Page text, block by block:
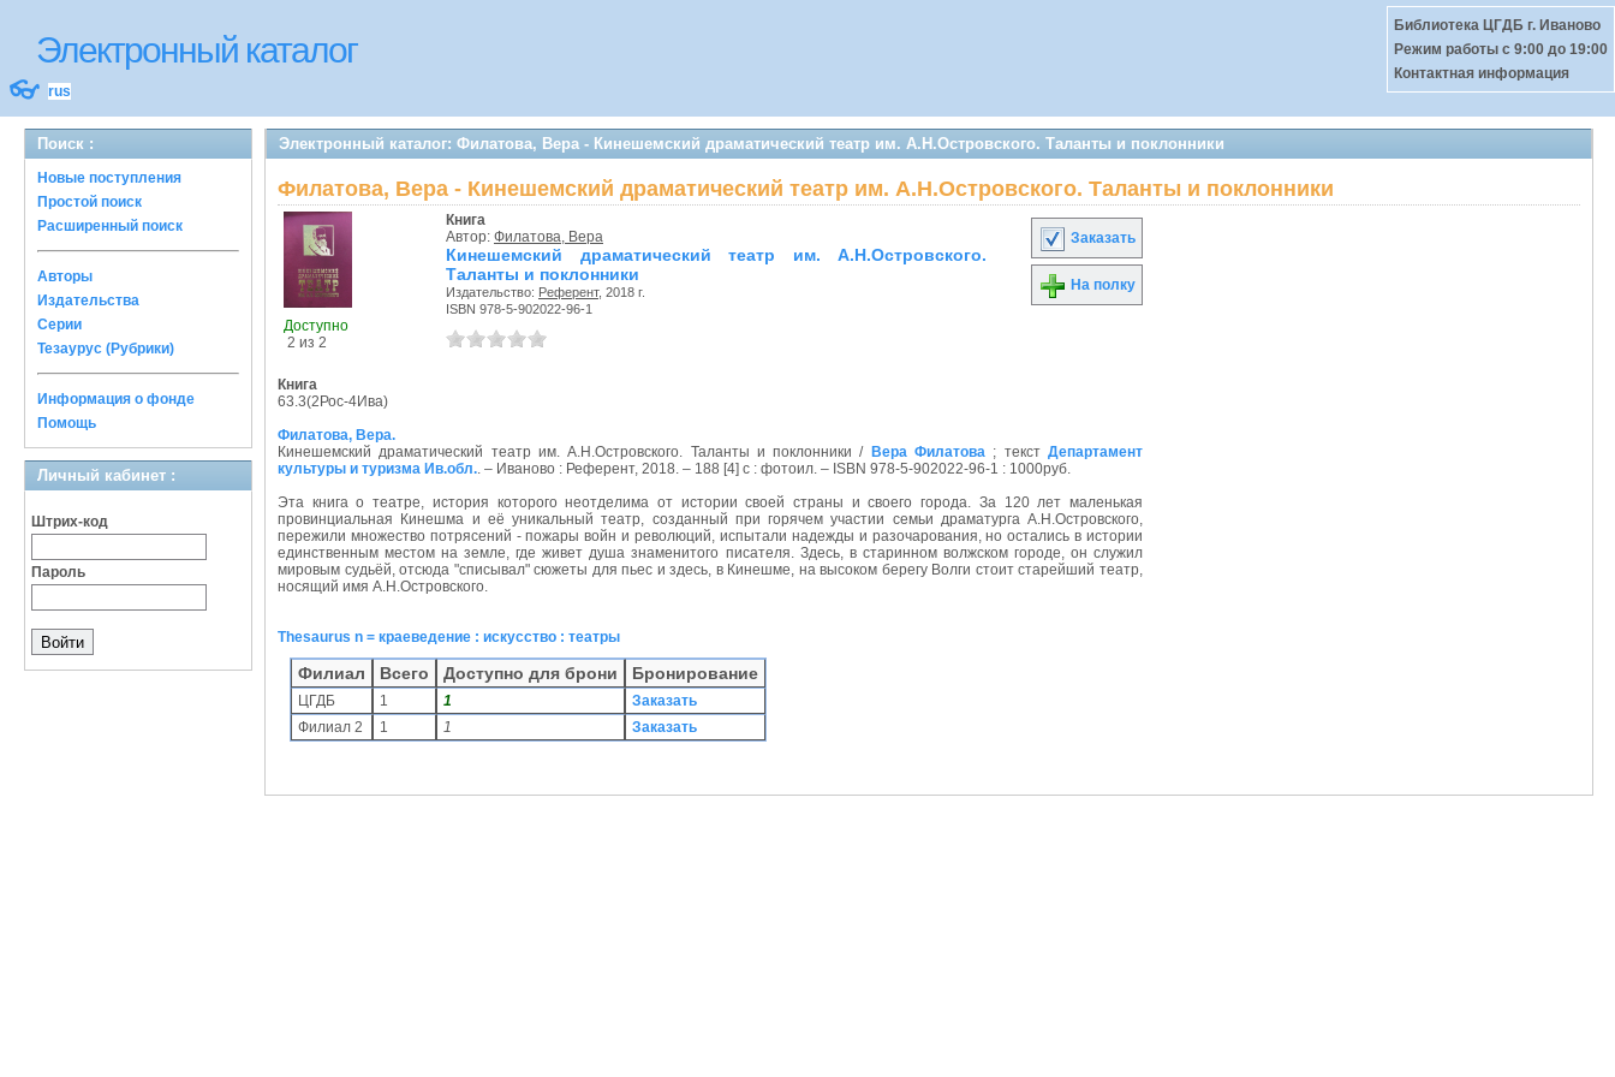
Электронный каталог
👓 rus
Библиотека ЦГДБ г. Иваново
Режим работы c 9:00 до 19:00
Контактная информация
Поиск :
Новые поступления
Простой поиск
Расширенный поиск
Авторы
Издательства
Серии
Тезаурус (Рубрики)
Информация о фонде
Помощь
Личный кабинет :
Штрих-код
Пароль
Электронный каталог: Филатова, Вера - Кинешемский драматический театр им. А.Н.Островского. Таланты и поклонники
Филатова, Вера - Кинешемский драматический театр им. А.Н.Островского. Таланты и поклонники
Доступно
2 из 2
Книга
Автор: Филатова, Вера
Кинешемский драматический театр им. А.Н.Островского.
Таланты и поклонники
Издательство: Референт, 2018 г.
ISBN 978-5-902022-96-1
Заказать
На полку
Книга
63.3(2Рос-4Ива)
Филатова, Вера.
Кинешемский драматический театр им. А.Н.Островского. Таланты и поклонники / Вера Филатова ; текстДепартамент
культуры и туризма Ив.обл.. – Иваново : Референт, 2018. – 188 [4] с : фотоил. – ISBN 978-5-902022-96-1 : 1000руб.
Эта книга о театре, история которого неотделима от истории своей страны и своего города. За 120 лет маленькая
провинциальная Кинешма и её уникальный театр, созданный при горячем участии семьи драматурга А.Н.Островского,
пережили множество потрясений - пожары войн и революций, испытали надежды и разочарования, но остались в истории
единственным местом на земле, где живет душа знаменитого писателя. Здесь, в старинном волжском городе, он служил
мировым судьёй, отсюда "списывал" сюжеты для пьес и здесь, в Кинешме, на высоком берегу Волги стоит старейший театр,
носящий имя А.Н.Островского.
Thesaurus n = краеведение : искусство : театры
Филиал Всего Доступно для брони Бронирование
ЦГДБ 1 1
Заказать
Филиал 2
1 1 Заказать